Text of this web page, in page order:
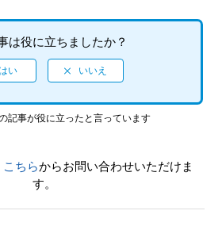
バトルで勝てない場合はどうすればい
名を消した男】エンディング後（ク
が追加されたりしますか、エンディン
名を消した男】サイドストーリーな
ってもイベントが発生しません
は役に立ちましたか？
記事が役に立ったと言っています
こちらからお問い合わせいただけま
す。